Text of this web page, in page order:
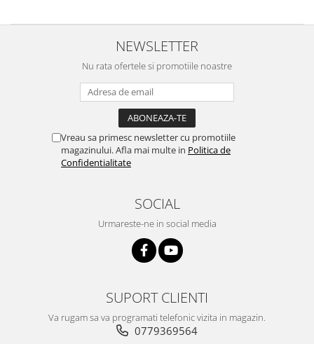
NEWSLETTER
Nu rata ofertele si promotiile noastre
Vreau sa primesc newsletter cu promotiile
magazinului. Afla mai multe in Politica de
Confidentialitate
SOCIAL
Urmareste-ne in social media
SUPORT CLIENTI
Va rugam sa va programati telefonic vizita in magazin.
0779369564